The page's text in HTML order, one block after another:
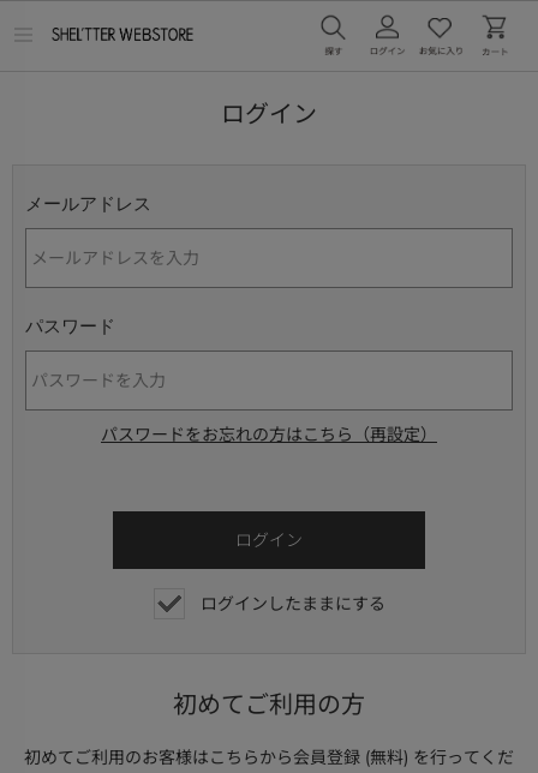
ログイン
メールアドレス
パスワード
パスワードをお忘れの方はこちら（再設定）
ログインしたままにする
初めてご利用の方
初めてご利用のお客様はこちらから会員登録 (無料) を行ってくだ